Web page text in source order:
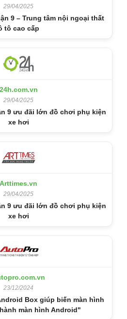
29/04/2025
9 – Trung tâm nội ngoại thất
tô cao cấp
24h.com.vn
29/04/2025
9 ưu đãi lớn đồ chơi phụ kiện
xe hơi
Arttimes.vn
29/04/2025
9 ưu đãi lớn đồ chơi phụ kiện
xe hơi
23/12/2024
Box giúp biến màn hình
màn hình Android"